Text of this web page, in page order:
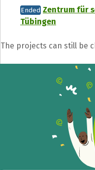
Ended Zentrum für
Tübingen
The projects can still be